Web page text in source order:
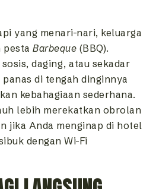
yang menari-nari, keluarga
pesta Barbeque (BBQ).
daging, atau sekadar
di tengah dinginnya
kebahagiaan sederhana.
lebih merekatkan obrolan
jika Anda menginap di hotel
dengan Wi-Fi